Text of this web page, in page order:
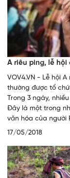
A riêu ping, lễ hội
VOV4.VN - Lễ hội
thường được tổ
Trong 3 ngày,
Đây là một trong
văn hóa của người
17/05/2018